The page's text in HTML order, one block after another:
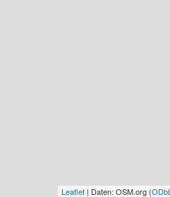
Leaflet | Daten: OSM.org (ODbL